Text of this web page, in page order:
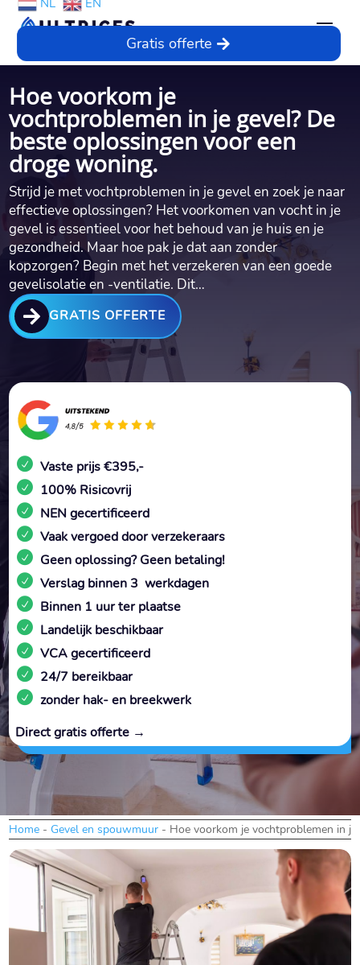
NL EN
Gratis offerte
Hoe voorkom je
vochtproblemen in je gevel? De
beste oplossingen voor een
droge woning.​
Strijd je met vochtproblemen in je gevel en zoek je naar
effectieve oplossingen? Het voorkomen van vocht in je
gevel is essentieel voor het behoud van je huis en je
gezondheid.​ Maar hoe pak je dat aan zonder
kopzorgen? Begin met het verzekeren van een goede
gevelisolatie en -ventilatie.​ Dit…
 GRATIS OFFERTE
Vaste prijs €395,-
100% Risicovrij
NEN gecertificeerd
Vaak vergoed door verzekeraars
Geen oplossing? Geen betaling!
Verslag binnen 3 werkdagen
Binnen 1 uur ter plaatse
Landelijk beschikbaar
VCA gecertificeerd
24/7 bereikbaar
zonder hak- en breekwerk
Direct gratis offerte →
Home - Gevel en spouwmuur - Hoe voorkom je vochtproblemen in